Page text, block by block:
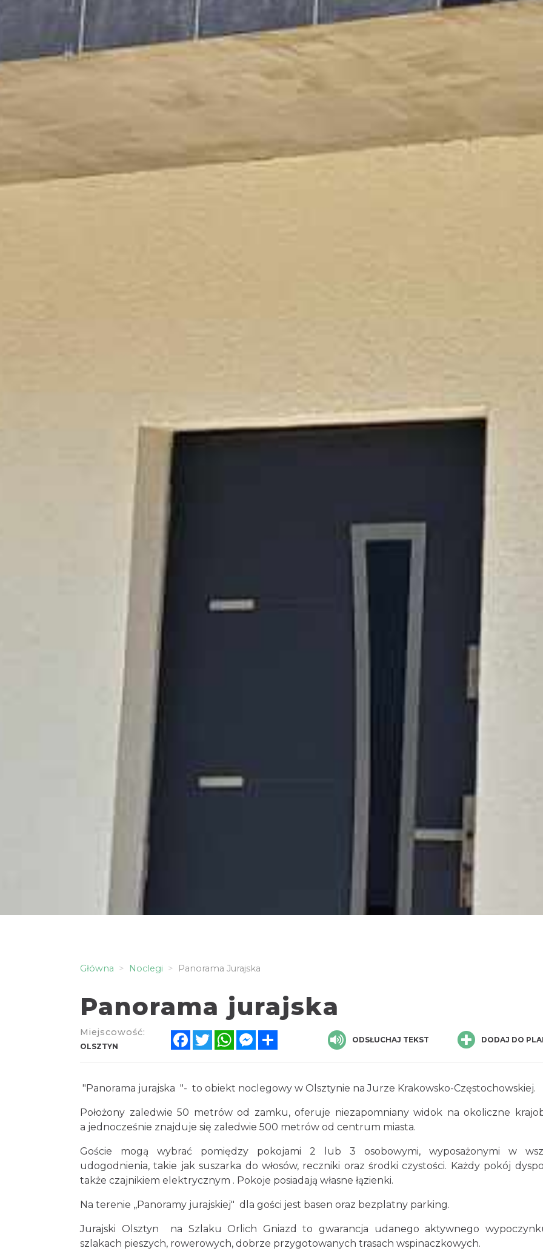
Główna Noclegi Panorama Jurajska
Panorama jurajska
Miejscowość:
OLSZTYN
FacebookTwitterWhatsAppMessenger ODSŁUCHAJ TEKST DODAJ DO
"Panorama jurajska "- to obiekt noclegowy w Olsztynie na Jurze Krakowsko-Częstochowskiej.
Położony zaledwie 50 metrów od zamku, oferuje niezapomniany widok na okoliczne
a jednocześnie znajduje się zaledwie 500 metrów od centrum miasta.
Goście mogą wybrać pomiędzy pokojami 2 lub 3 osobowymi, wyposażonymi w
udogodnienia, takie jak suszarka do włosów, reczniki oraz środki czystości. Każdy pokój
także czajnikiem elektrycznym . Pokoje posiadają własne łązienki.
Na terenie ,,Panoramy jurajskiej" dla gości jest basen oraz bezplatny parking.
Jurajski Olsztyn na Szlaku Orlich Gniazd to gwarancja udanego aktywnego
szlakach pieszych, rowerowych, dobrze przygotowanych trasach wspinaczkowych.